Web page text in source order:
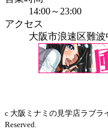
14:00～23:00
アクセス
大阪市浪速区難
c 大阪ミナミの見学店ラブ
Reserved.